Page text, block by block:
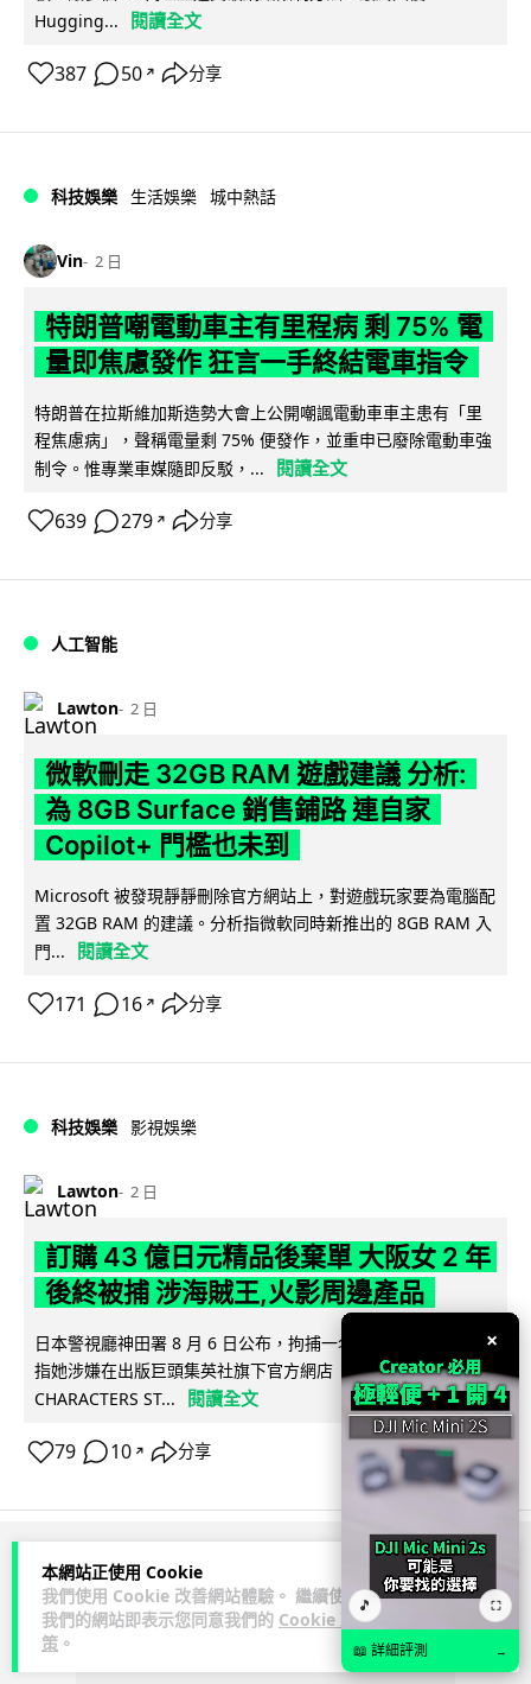
本網站正使用 Cookie
我們使用 Cookie 改善網站體驗。 繼續使用
我們的網站即表示您同意我們的 Cookie 政
策 。
Hugging...
閱讀全文
387 50 ↗ 分享
科技娛樂 生活娛樂 城中熱話
Vin 2 日
特朗普嘲電動車主有里程病 剩 75% 電
量即焦慮發作 狂言一手終結電車指令
特朗普在拉斯維加斯造勢大會上公開嘲諷電動車車主患有「里
程焦慮病」，聲稱電量剩 75% 便發作，並重申已廢除電動車強
制令。惟專業車媒隨即反駁，...
閱讀全文
639 279 ↗ 分享
人工智能
Lawton 2 日
微軟刪走 32GB RAM 遊戲建議 分析:
為 8GB Surface 銷售鋪路 連自家
Copilot+ 門檻也未到
Microsoft 被發現靜靜刪除官方網站上，對遊戲玩家要為電腦配
置 32GB RAM 的建議。分析指微軟同時新推出的 8GB RAM 入
門...
閱讀全文
171 16 ↗ 分享
科技娛樂 影視娛樂
Lawton 2 日
訂購 43 億日元精品後棄單 大阪女 2 年
後終被捕 涉海賊王,火影周邊產品
日本警視廳神田署 8 月 6 日公布，拘捕一名 32 歲大阪女子，
指她涉嫌在出版巨頭集英社旗下官方網店「JUMP
CHARACTERS ST...
閱讀全文
79 10 ↗ 分享
ADVERTISEMENT
×
🎵 ⛶
📖 詳細評測 →